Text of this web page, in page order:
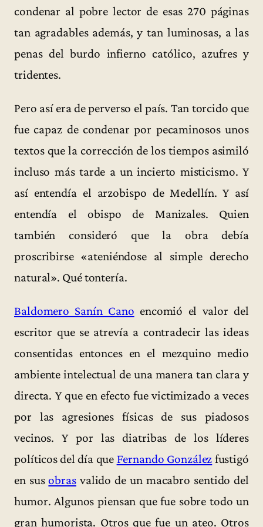
condenar al pobre lector de esas 270 páginas
tan agradables además, y tan luminosas, a las
penas del burdo infierno católico, azufres y
tridentes.
Pero así era de perverso el país. Tan torcido que
fue capaz de condenar por pecaminosos unos
textos que la corrección de los tiempos asimiló
incluso más tarde a un incierto misticismo. Y
así entendía el arzobispo de Medellín. Y así
entendía el obispo de Manizales. Quien
también consideró que la obra debía
proscribirse «ateniéndose al simple derecho
natural». Qué tontería.
Baldomero Sanín Cano encomió el valor del
escritor que se atrevía a contradecir las ideas
consentidas entonces en el mezquino medio
ambiente intelectual de una manera tan clara y
directa. Y que en efecto fue victimizado a veces
por las agresiones físicas de sus piadosos
vecinos. Y por las diatribas de los líderes
políticos del día que Fernando González fustigó
en susobrasvalido de un macabro sentido del
humor. Algunos piensan que fue sobre todo un
gran humorista. Otros que fue un ateo. Otros